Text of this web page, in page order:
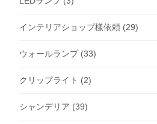
インテリアショップ樣依頼 (29)
ウォールランプ(33)
クリップライト (2)
シャンデリア (39)